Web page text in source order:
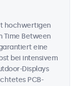
hochwertigen
Time Between
eine
bei intensivem
Displays
PCB-